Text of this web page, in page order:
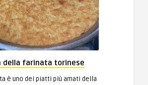
della farinata torinese
è uno dei piatti più amati della